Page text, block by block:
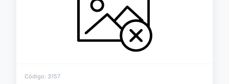
Código: 3157